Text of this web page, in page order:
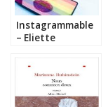
Instagrammable
– Eliette